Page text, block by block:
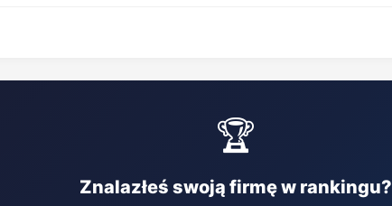
🏆
Znalazłeś swoją firmę w rankingu?